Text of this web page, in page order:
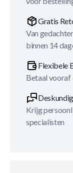
Gratis
Van
binnen 14
Flexibele
Betaal
Krijg
specialisten